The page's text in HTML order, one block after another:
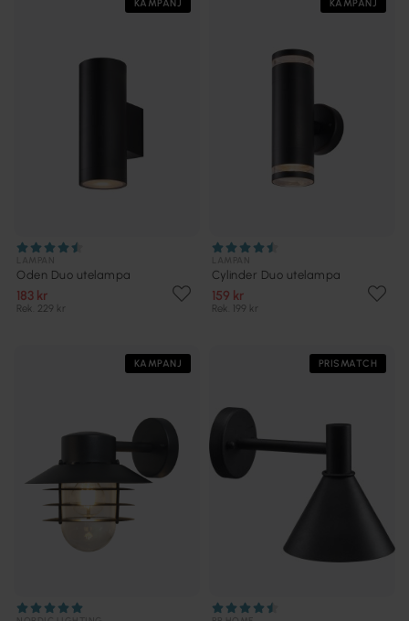
KAMPANJ
Oden Duo utelampa
183 kr
Rek. 229 kr
KAMPANJ
Cylinder Duo utelampa
159 kr
Rek. 199 kr
KAMPANJ PRISMATCH